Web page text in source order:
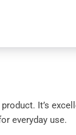
It’s
everyday use.